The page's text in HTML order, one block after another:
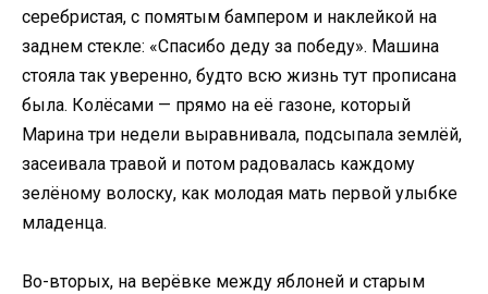
серебристая, с помятым бампером и наклейкой на
заднем стекле: «Спасибо деду за победу». Машина
стояла так уверенно, будто всю жизнь тут прописана
была. Колёсами — прямо на её газоне, который
Марина три недели выравнивала, подсыпала землёй,
засеивала травой и потом радовалась каждому
зелёному волоску, как молодая мать первой улыбке
младенца.
Во-вторых, на верёвке между яблоней и старым